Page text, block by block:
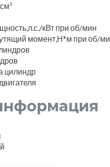
кВт при об/мин
момент,Н*м при об/
цилиндр